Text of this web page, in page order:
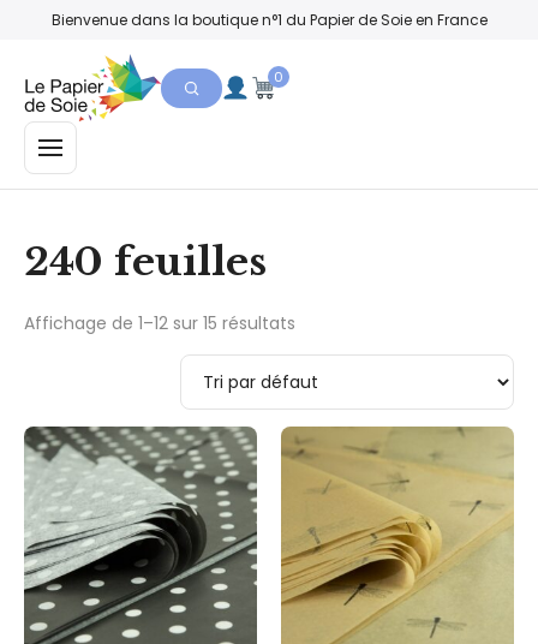
Bienvenue dans la boutique n°1 du Papier de Soie en France
MENU
0
240 feuilles
Affichage de 1–12 sur 15 résultats